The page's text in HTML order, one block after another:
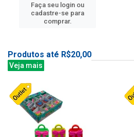
Faça seu login ou
cadastre-se para
comprar.
Produtos até R$20,00
Veja mais